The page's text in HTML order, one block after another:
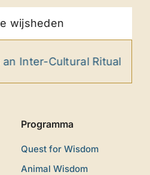
wijsheden
Ritual Amor Fati
Programma
Quest for Wisdom
Animal Wisdom